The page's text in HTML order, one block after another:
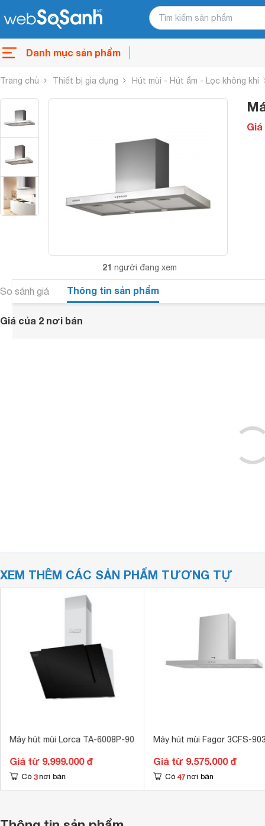
Danh mục sản phẩm
Trang chủ Thiết bị gia dụng Hút mùi - Hút ẩm - Lọc không khí
21 người đang xem
Giá
So sánh giá Thông tin sản phẩm
Giá của 2 nơi bán
XEM THÊM CÁC SẢN PHẨM TƯƠNG TỰ
Máy hút mùi Lorca TA-6008P-90
Giá từ 9.999.000 đ
Có 3 nơi bán
Máy hút mùi Fagor 3CFS-
Giá từ 9.575.000 đ
Có 47 nơi bán